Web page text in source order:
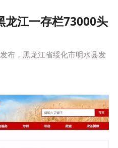
龙江一存栏73000头
布，黑龙江省绥化市明水县发